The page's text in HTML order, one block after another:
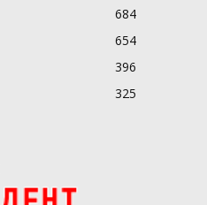
684
654
396
325